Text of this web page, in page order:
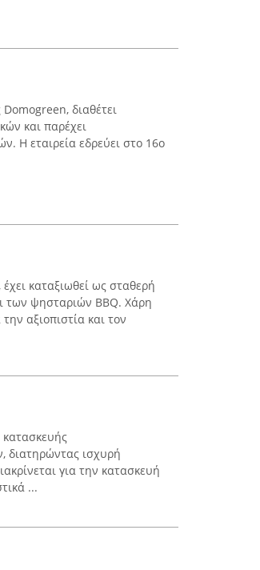
διαθέτει
και παρέχει
Η εταιρεία εδρεύει στο 16ο
καταξιωθεί ως σταθερή
των ψησταριών BBQ. Χάρη
αξιοπιστία και τον
διατηρώντας ισχυρή
για την κατασκευή
...